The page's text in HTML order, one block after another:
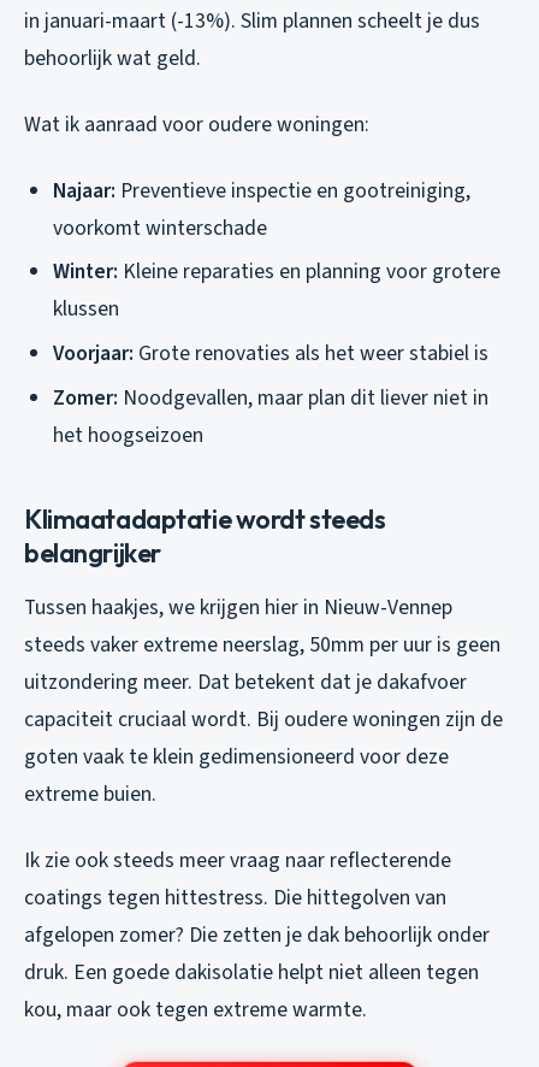
in januari-maart (-13%). Slim plannen scheelt je dus
behoorlijk wat geld.
Wat ik aanraad voor oudere woningen:
Najaar: Preventieve inspectie en gootreiniging,
voorkomt winterschade
Winter: Kleine reparaties en planning voor grotere
klussen
Voorjaar: Grote renovaties als het weer stabiel is
Zomer: Noodgevallen, maar plan dit liever niet in
het hoogseizoen
Klimaatadaptatie wordt steeds
belangrijker
Tussen haakjes, we krijgen hier in Nieuw-Vennep
steeds vaker extreme neerslag, 50mm per uur is geen
uitzondering meer. Dat betekent dat je dakafvoer
capaciteit cruciaal wordt. Bij oudere woningen zijn de
goten vaak te klein gedimensioneerd voor deze
extreme buien.
Ik zie ook steeds meer vraag naar reflecterende
coatings tegen hittestress. Die hittegolven van
afgelopen zomer? Die zetten je dak behoorlijk onder
druk. Een goede dakisolatie helpt niet alleen tegen
kou, maar ook tegen extreme warmte.